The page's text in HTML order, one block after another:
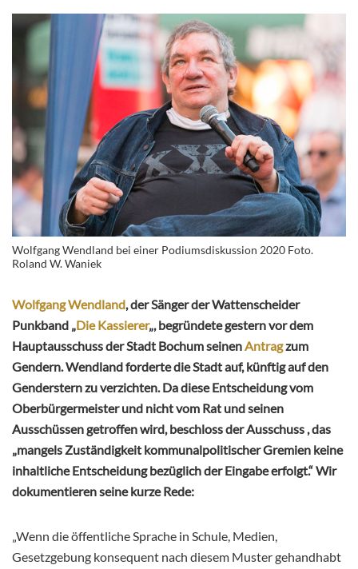
Wolfgang Wendland bei einer Podiumsdiskussion 2020 Foto.
Roland W. Waniek
Wolfgang Wendland, der Sänger der Wattenscheider
Punkband „Die Kassierer„, begründete gestern vor dem
Hauptausschuss der Stadt Bochum seinenAntragzum
Gendern. Wendland forderte die Stadt auf, künftig auf den
Genderstern zu verzichten. Da diese Entscheidung vom
Oberbürgermeister und nicht vom Rat und seinen
Ausschüssen getroffen wird, beschloss der Ausschuss , das
„mangels Zuständigkeit kommunalpolitischer Gremien keine
inhaltliche Entscheidung bezüglich der Eingabe erfolgt.“ Wir
dokumentieren seine kurze Rede:
„Wenn die öffentliche Sprache in Schule, Medien,
Gesetzgebung konsequent nach diesem Muster gehandhabt